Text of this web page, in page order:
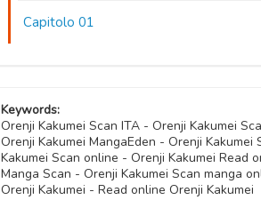
Capitolo 01
Keywords:
Orenji Kakumei Scan ITA - Orenji Kakumei
Orenji Kakumei MangaEden - Orenji
Kakumei Scan online - Orenji Kakumei Read
Manga Scan - Orenji Kakumei Scan manga
Orenji Kakumei - Read online Orenji Kakumei